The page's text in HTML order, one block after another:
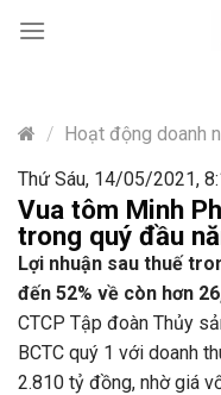
content
/ Hoạt động doanh
Thứ Sáu, 14/05/2021,
Vua tôm Minh
trong quý đầu
Lợi nhuận sau thuế
đến 52% về còn hơn
CTCP Tập đoàn Thủy
BCTC quý 1 với doanh
2.810 tỷ đồng, nhờ giá